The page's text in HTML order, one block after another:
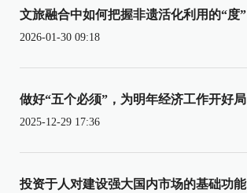
文旅融合中如何把握非遗活化利用的“度”
2026-01-30 09:18
做好“五个必须”，为明年经济工作开好局
2025-12-29 17:36
投资于人对建设强大国内市场的基础功能